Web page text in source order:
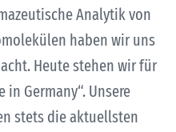
Analytik von
haben wir uns
Heute stehen wir für
Germany“. Unsere
stets die aktuellsten